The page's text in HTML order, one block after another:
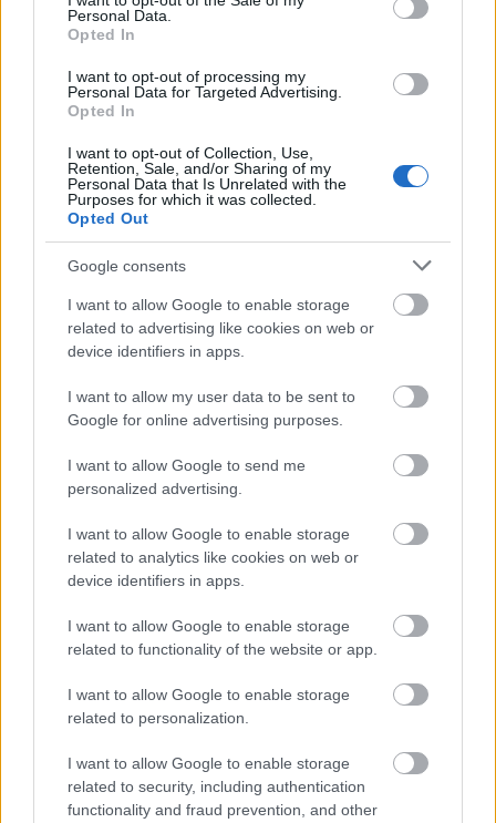
Personal Data.
Opted In
I want to opt-out of processing my
Personal Data for Targeted Advertising.
Opted In
I want to opt-out of Collection, Use,
Retention, Sale, and/or Sharing of my
Personal Data that Is Unrelated with the
Purposes for which it was collected.
Opted Out
Google consents
I want to allow Google to enable storage
related to advertising like cookies on web or
device identifiers in apps.
I want to allow my user data to be sent to
Google for online advertising purposes.
I want to allow Google to send me
personalized advertising.
I want to allow Google to enable storage
related to analytics like cookies on web or
device identifiers in apps.
I want to allow Google to enable storage
related to functionality of the website or app.
I want to allow Google to enable storage
related to personalization.
I want to allow Google to enable storage
related to security, including authentication
functionality and fraud prevention, and other
vagy előre tervezett mozdulat –
mindenesetre a cseh labdazsonglőr így
emlékszik vissza, és ez a lényeg. „Edison is
csak egyszer találta fel a villanykörtét, és
máig világít...” – felel mosolyogva a
kétkedőknek. Az persze kétségtelen, hogy
amennyiben nem jött volna össze a dolog,
most alighanem könnyelműséggel vádolná
mindenki, és aligha lenne a legnépszerűbb
Panenka egyébként esztergályos volt, mielőtt
a zöld gyepre lépett volna, és ma is szívesen
emlékszik vissza azokra az időkre, amikor
még csak hétvégenként vagy munkaszüneti
napokon járhatott edzésekre. A cseh
Bohemians csapatánál eltöltött időszak után
a bécsi Rapid sztárja lett, ahová elvitte
mindenét, amit a cseh klubnál eltöltött évek
24.000 cseh koronát. Bécsben is igazi sztár
lett, az osztrákok kedvence.
focicsapatának tiszteletbeli elnöke. Isten
éltesse!
Lavór